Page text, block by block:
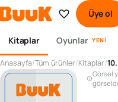
Üye ol
Kitaplar Oyunlar YENI
Anasayfa/Tüm ürünler/Kitaplar/
Görsel